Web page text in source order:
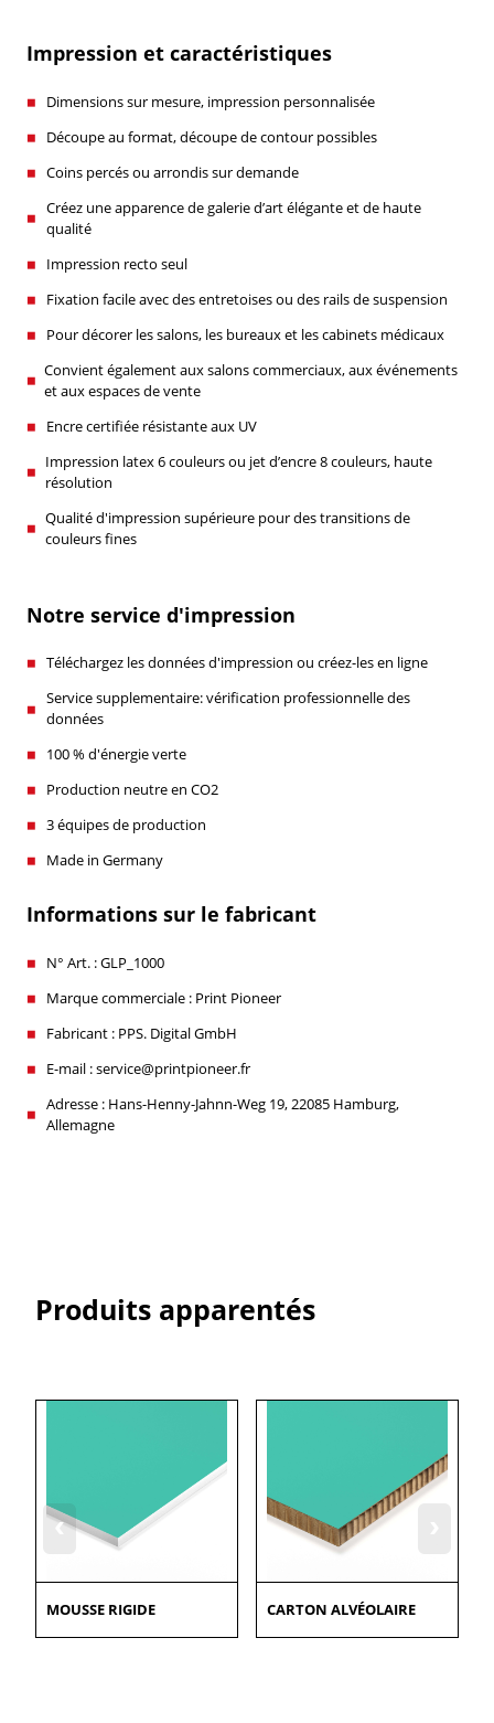
Impression et caractéristiques
Dimensions sur mesure, impression personnalisée
Découpe au format, découpe de contour possibles
Coins percés ou arrondis sur demande
Créez une apparence de galerie d’art élégante et de haute
qualité
Impression recto seul
Fixation facile avec des entretoises ou des rails de suspension
Pour décorer les salons, les bureaux et les cabinets médicaux
Convient également aux salons commerciaux, aux événements
et aux espaces de vente
Encre certifiée résistante aux UV
Impression latex 6 couleurs ou jet d’encre 8 couleurs, haute
résolution
Qualité d'impression supérieure pour des transitions de
couleurs fines
Notre service d'impression
Téléchargez les données d'impression ou créez-les en ligne
Service supplementaire: vérification professionnelle des
données
100 % d'énergie verte
Production neutre en CO2
3 équipes de production
Made in Germany
Informations sur le fabricant
N° Art. : GLP_1000
Marque commerciale : Print Pioneer
Fabricant : PPS. Digital GmbH
E-mail : service@printpioneer.fr
Adresse : Hans-Henny-Jahnn-Weg 19, 22085 Hamburg,
Allemagne
Produits apparentés
‹
MOUSSE RIGIDE CARTON ALVÉOLAIRE